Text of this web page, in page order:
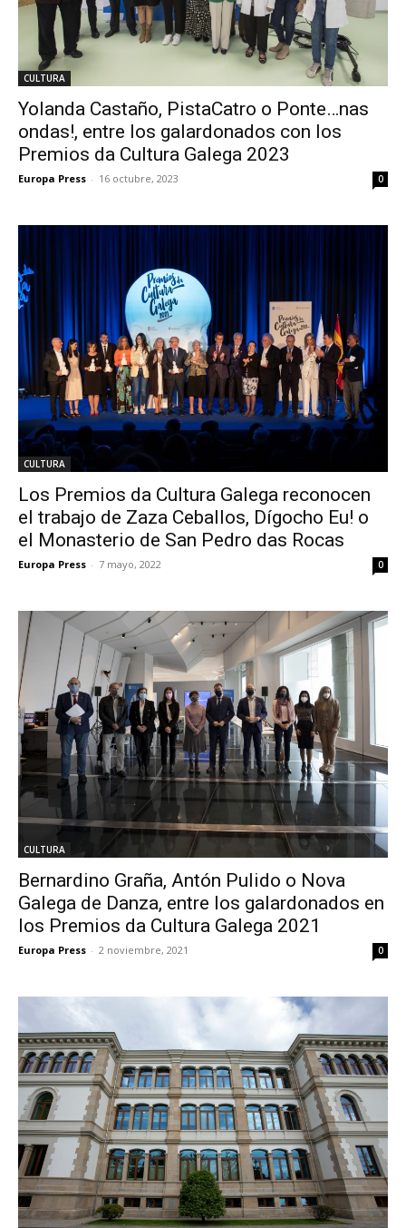
CULTURA
Yolanda Castaño, PistaCatro o Ponte…nas
ondas!, entre los galardonados con los
Premios da Cultura Galega 2023
Europa Press - 16 octubre, 2023 0
CULTURA
Los Premios da Cultura Galega reconocen
el trabajo de Zaza Ceballos, Dígocho Eu! o
el Monasterio de San Pedro das Rocas
Europa Press - 7 mayo, 2022 0
CULTURA
Bernardino Graña, Antón Pulido o Nova
Galega de Danza, entre los galardonados en
los Premios da Cultura Galega 2021
Europa Press - 2 noviembre, 2021 0